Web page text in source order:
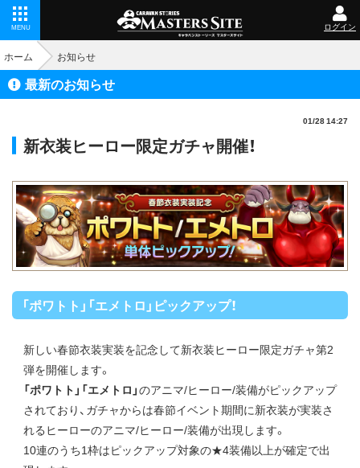
MENU ログイン
ホーム お知らせ
最新のお知らせ
01/28 14:27
新衣装ヒーロー限定ガチャ開催！
「ポワトト」「エメトロ」ピックアップ！
新しい春節衣装実装を記念して新衣装ヒーロー限定ガチャ第2
弾を開催します。
「ポワトト」「エメトロ」のアニマ/ヒーロー/装備がピックアップ
されており、ガチャからは春節イベント期間に新衣装が実装さ
れるヒーローのアニマ/ヒーロー/装備が出現します。
10連のうち1枠はピックアップ対象の★4装備以上が確定で出